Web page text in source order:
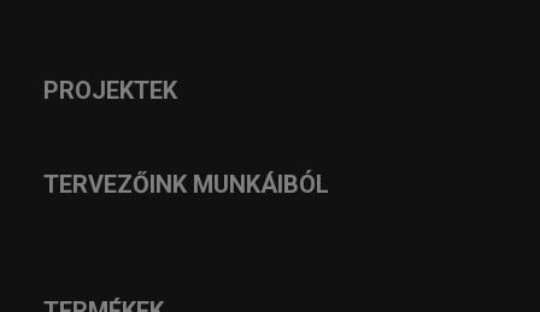
PROJEKTEK
TERVEZŐINK MUNKÁIBÓL